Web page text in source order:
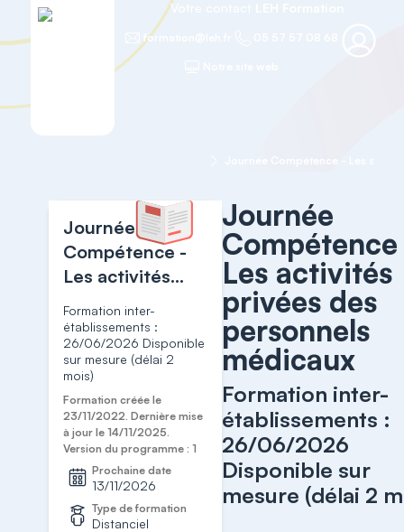
Votre contact
formation@leh.fr
Journée
Compétence -
Les activités
privées des
personnels
médicaux
Formation inter-
établissements :
26/06/2026 Disponible
sur mesure (délai 2
mois)
Formation créée le
23/11/2022. Dernière mise
à jour le 14/11/2025.
Version du programme : 1
Prochaine date
13/11/2026
Type de formation
Distanciel
Journée
Les activités
privées des
personnels
médicaux
Formation inter-
établissements :
26/06/2026
Disponible sur
mesure (délai 2